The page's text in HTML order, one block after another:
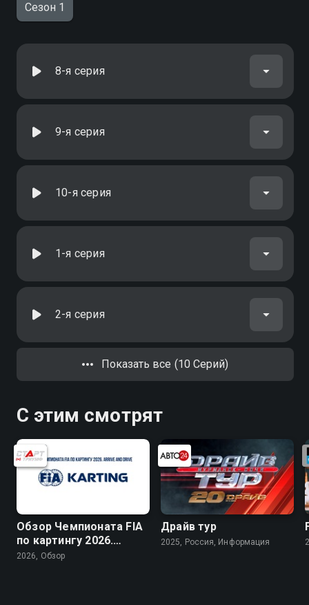
Сезон 1
8-я серия
9-я серия
10-я серия
1-я серия
2-я серия
Показать все (10 Серий)
С этим смотрят
Обзор Чемпионата FIA
по картингу 2026.
Arrive and Drive
2026, Обзор
Драйв тур
2025, Россия, Информация